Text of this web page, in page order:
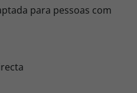
para pessoas com